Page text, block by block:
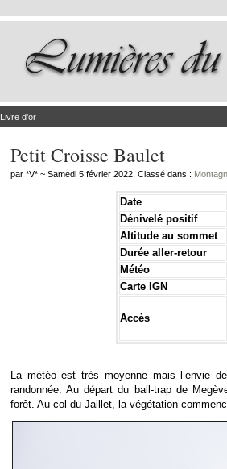
Livre d’or
Petit Croisse Baulet
par *V* ~ Samedi 5 février 2022. Classé dans :
Date
Dénivelé positif
Altitude au sommet
Durée aller-retour
Météo
Carte IGN
Accès
La météo est très moyenne mais l’envie
randonnée. Au départ du ball-trap de
forêt. Au col du Jaillet, la végétation